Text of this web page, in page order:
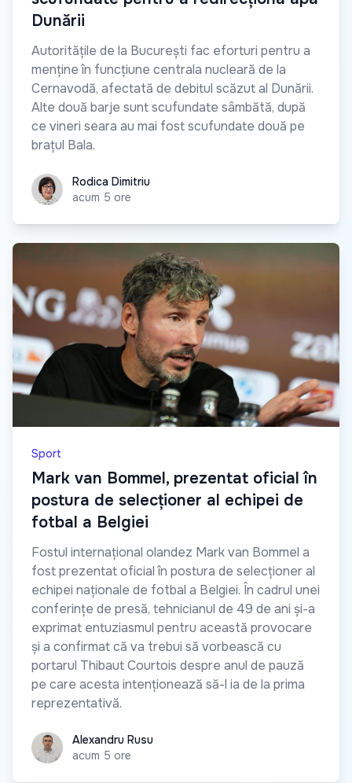
Dunării
Autoritățile de la București fac eforturi pentru a
menține în funcțiune centrala nucleară de la
Cernavodă, afectată de debitul scăzut al Dunării.
Alte două barje sunt scufundate sâmbătă, după
ce vineri seara au mai fost scufundate două pe
brațul Bala.
Rodica Dimitriu
Rodica Dimitriu
acum 5 ore
Sport
Mark van Bommel, prezentat oficial în
postura de selecționer al echipei de
fotbal a Belgiei
Fostul internațional olandez Mark van Bommel a
fost prezentat oficial în postura de selecționer al
echipei naționale de fotbal a Belgiei. În cadrul unei
conferințe de presă, tehnicianul de 49 de ani și-a
exprimat entuziasmul pentru această provocare
și a confirmat că va trebui să vorbească cu
portarul Thibaut Courtois despre anul de pauză
pe care acesta intenționează să-l ia de la prima
reprezentativă.
Alexandru Rusu
Alexandru Rusu
acum 5 ore